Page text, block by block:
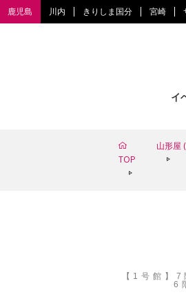
鹿児島 川内 きりしま国分 宮崎
イ
TOP
山形屋
【1号館】
6